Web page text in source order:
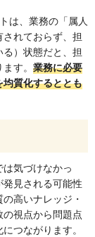
は、業務の「属人
れておらず、担
）状態だと、担
す。 業務に必要
質化するととも
気づけなかっ
見される可能性
高いナレッジ・
視点から問題点
つながります。